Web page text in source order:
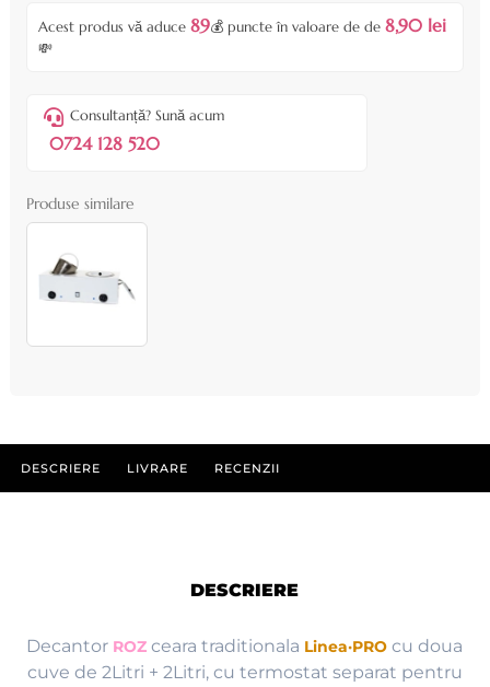
Acest produs vă aduce 89💰 puncte în valoare de de 8,90 lei
💸
Consultanță? Sună acum
0724 128 520
Produse similare
DESCRIERE LIVRARE RECENZII
DESCRIERE
Decantor ROZ ceara traditionala Linea·PRO cu doua
cuve de 2Litri + 2Litri, cu termostat separat pentru